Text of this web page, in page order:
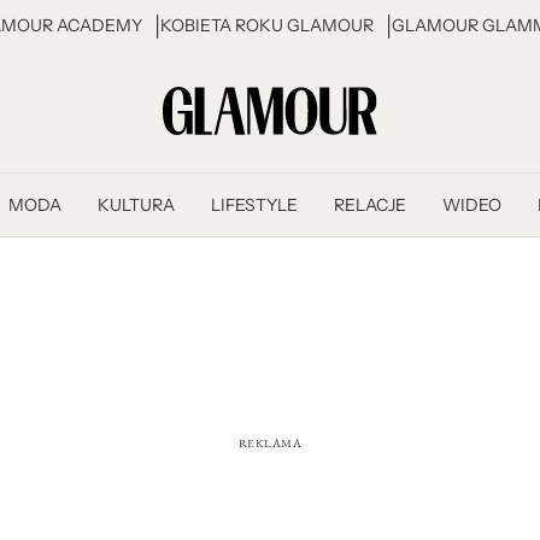
ACADEMY KOBIETA ROKU GLAMOUR GLAMOUR
MODA KULTURA LIFESTYLE RELACJE WIDEO